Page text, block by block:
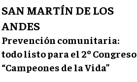
SAN MARTÍN DE LOS
ANDES
Prevención comunitaria:
todo listo para el 2º Congreso
“Campeones de la Vida”